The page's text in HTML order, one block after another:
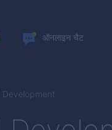
ऑनलाइन चैट
Development